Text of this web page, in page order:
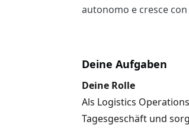
autonomo e cresce
Deine Aufgaben
Deine Rolle
Als Logistics
Tagesgeschäft und